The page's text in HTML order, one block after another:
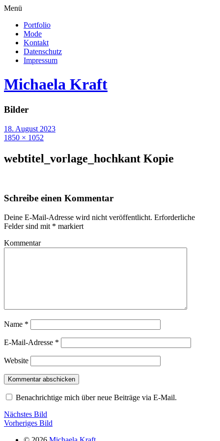
Menü
Portfolio
Mode
Kontakt
Datenschutz
Impressum
Michaela Kraft
Bilder
18. August 2023
1850 × 1052
webtitel_vorlage_hochkant Kopie
Schreibe einen Kommentar
Deine E-Mail-Adresse wird nicht veröffentlicht. Erforderliche
Felder sind mit * markiert
Kommentar
Name *
E-Mail-Adresse *
Website
Benachrichtige mich über neue Beiträge via E-Mail.
Nächstes Bild
Vorheriges Bild